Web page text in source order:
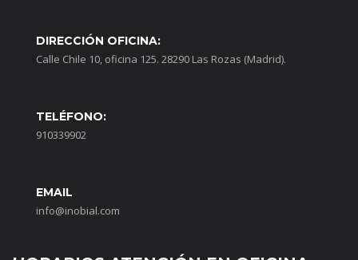
DIRECCIÓN OFICINA:
Calle Chile 10, oficina 125. 28290 Las Rozas (Madrid).
TELÉFONO:
910339902
EMAIL
info@inobial.com